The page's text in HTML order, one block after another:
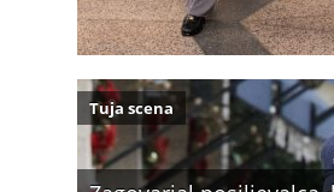
Tuja scena